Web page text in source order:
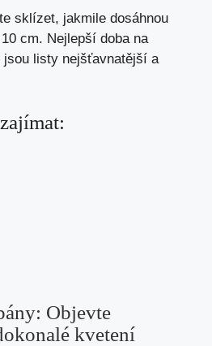
sklízet, jakmile dosáhnou
cm. Nejlepší doba na
listy nejšťavnatější a
Objevte
kvetení